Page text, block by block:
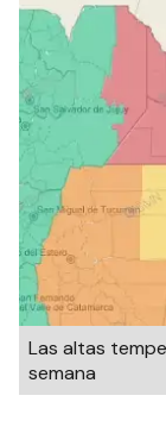
Las altas
semana